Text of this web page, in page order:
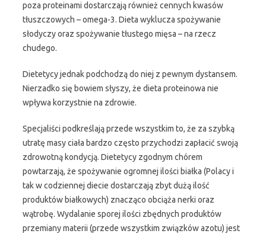
poza proteinami dostarczają również cennych kwasów
tłuszczowych – omega-3. Dieta wyklucza spożywanie
słodyczy oraz spożywanie tłustego mięsa – na rzecz
chudego.
Dietetycy jednak podchodzą do niej z pewnym dystansem.
Nierzadko się bowiem słyszy, że dieta proteinowa nie
wpływa korzystnie na zdrowie.
Specjaliści podkreślają przede wszystkim to, że za szybką
utratę masy ciała bardzo często przychodzi zapłacić swoją
zdrowotną kondycją. Dietetycy zgodnym chórem
powtarzają, że spożywanie ogromnej ilości białka (Polacy i
tak w codziennej diecie dostarczają zbyt dużą ilość
produktów białkowych) znacząco obciąża nerki oraz
wątrobę. Wydalanie sporej ilości zbędnych produktów
przemiany materii (przede wszystkim związków azotu) jest